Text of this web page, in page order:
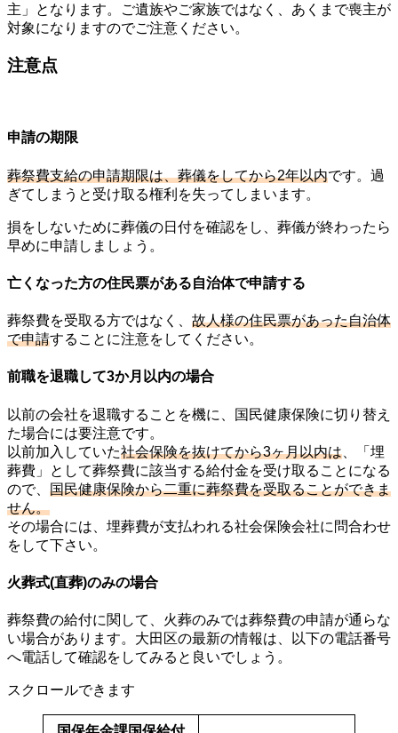
主」となります。ご遺族やご家族ではなく、あくまで喪主が
対象になりますのでご注意ください。
注意点
申請の期限
葬祭費支給の申請期限は、葬儀をしてから2年以内です。過
ぎてしまうと受け取る権利を失ってしまいます。
損をしないために葬儀の日付を確認をし、葬儀が終わったら
早めに申請しましょう。
亡くなった方の住民票がある自治体で申請する
葬祭費を受取る方ではなく、 故人様の住民票があった自治体
で申請することに注意をしてください。
前職を退職して3か月以内の場合
以前の会社を退職することを機に、国民健康保険に切り替え
た場合には要注意です。
以前加入していた社会保険を抜けてから3ヶ月以内は 、「埋
葬費」として葬祭費に該当する給付金を受け取ることになる
ので、 国民健康保険から二重に葬祭費を受取ることができま
せん。
その場合には、埋葬費が支払われる社会保険会社に問合わせ
をして下さい。
火葬式(直葬)のみの場合
葬祭費の給付に関して、火葬のみでは葬祭費の申請が通らな
い場合があります。大田区の最新の情報は、以下の電話番号
へ電話して確認をしてみると良いでしょう。
スクロールできます